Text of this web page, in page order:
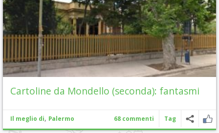
Cartoline da Mondello (seconda): fantasmi
Il meglio di, Palermo 68 commenti Tag